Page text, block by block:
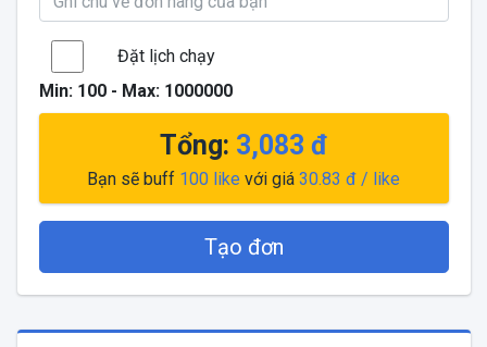
Đặt lịch chạy
Min: 100- Max: 1000000
Tổng: 3,083 đ
Bạn sẽ buff 100 like với giá 30.83 đ / like
Tạo đơn